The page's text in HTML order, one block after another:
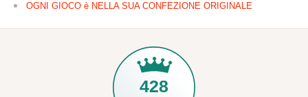
OGNI GIOCO è NELLA SUA CONFEZIONE ORIGINALE
428